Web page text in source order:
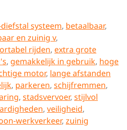
systeem, betaalbaar,
en zuinig v,
rijden, extra grote
, gemakkelijk in gebruik, hoge
motor, lange afstanden
, parkeren, schijfremmen,
, stadsvervoer, stijlvol
, veiligheid,
werkverkeer, zuinig